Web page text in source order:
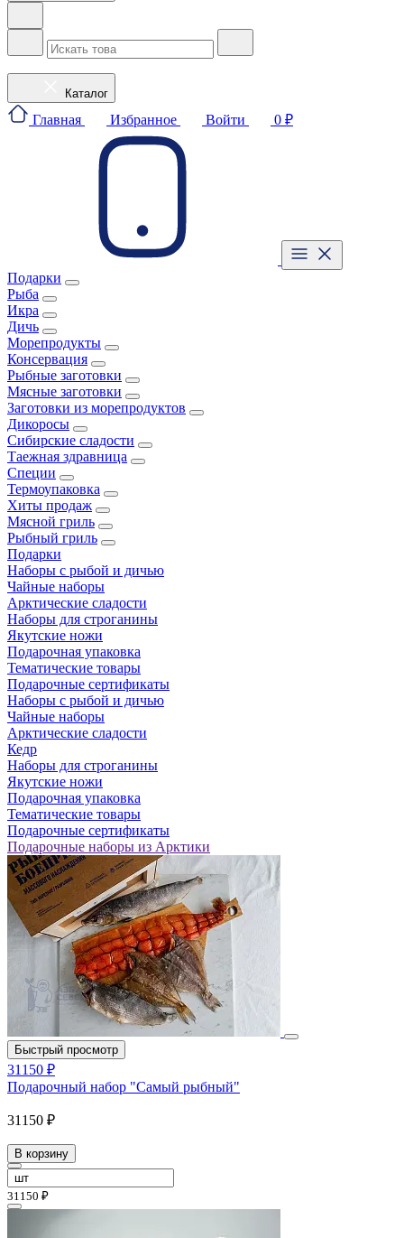
Каталог
Главная Избранное Войти 0 ₽
Подарки
Рыба
Икра
Дичь
Морепродукты
Консервация
Рыбные заготовки
Мясные заготовки
Заготовки из морепродуктов
Дикоросы
Сибирские сладости
Таежная здравница
Специи
Термоупаковка
Хиты продаж
Мясной гриль
Рыбный гриль
Подарки
Наборы с рыбой и дичью
Чайные наборы
Арктические сладости
Наборы для строганины
Якутские ножи
Подарочная упаковка
Тематические товары
Подарочные сертификаты
Наборы с рыбой и дичью
Чайные наборы
Арктические сладости
Кедр
Наборы для строганины
Якутские ножи
Подарочная упаковка
Тематические товары
Подарочные сертификаты
Подарочные наборы из Арктики
Быстрый просмотр
31150 ₽
Подарочный набор "Самый рыбный"
31150 ₽
В корзину
31150 ₽